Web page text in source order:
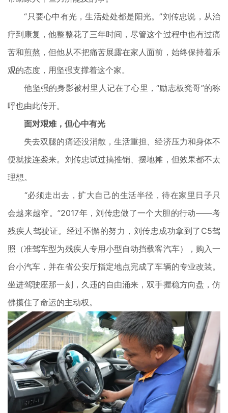
“只要心中有光，生活处处都是阳光。”刘传忠说，从治
疗到康复，他整整花了三年时间，尽管这个过程中也有过痛
苦和煎熬，但他从不把痛苦展露在家人面前，始终保持着乐
观的态度，用坚强支撑着这个家。
他坚强的身影被村里人记在了心里，“励志板凳哥”的称
呼也由此传开。
面对艰难，但心中有光
失去双腿的痛还没消散，生活重担、经济压力和身体不
便就接连袭来。刘传忠试过搞推销、摆地摊，但效果都不太
理想。
“必须走出去，扩大自己的生活半径，待在家里日子只
会越来越窄。”2017年，刘传忠做了一个大胆的行动——考
残疾人驾驶证。经过不懈的努力，刘传忠成功拿到了C5驾
照（准驾车型为残疾人专用小型自动挡载客汽车），购入一
台小汽车，并在省公安厅指定地点完成了车辆的专业改装。
坐进驾驶座那一刻，久违的自由涌来，双手握稳方向盘，仿
佛攥住了命运的主动权。